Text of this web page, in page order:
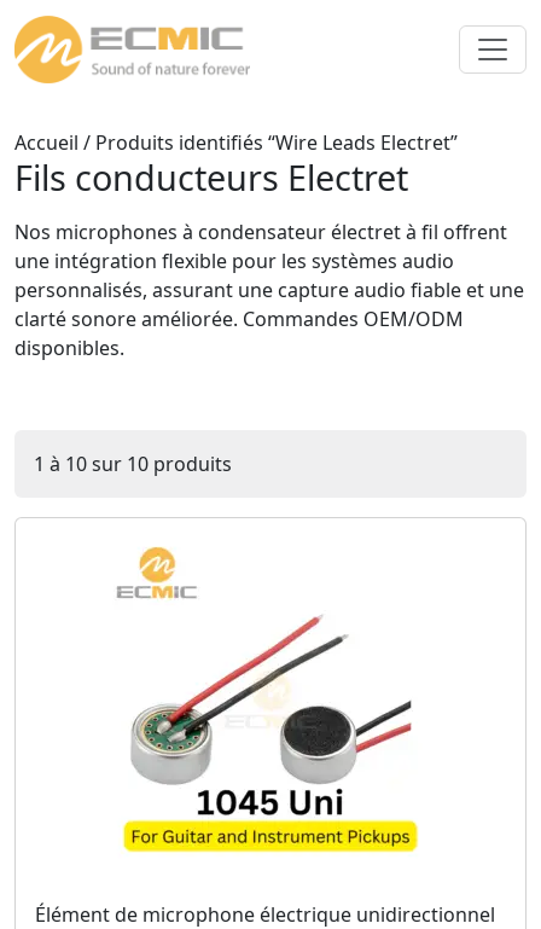
Accueil / Produits identifiés “Wire Leads Electret”
Fils conducteurs Electret
Nos microphones à condensateur électret à fil offrent
une intégration flexible pour les systèmes audio
personnalisés, assurant une capture audio fiable et une
clarté sonore améliorée. Commandes OEM/ODM
disponibles.
1 à 10 sur 10 produits
Élément de microphone électrique unidirectionnel